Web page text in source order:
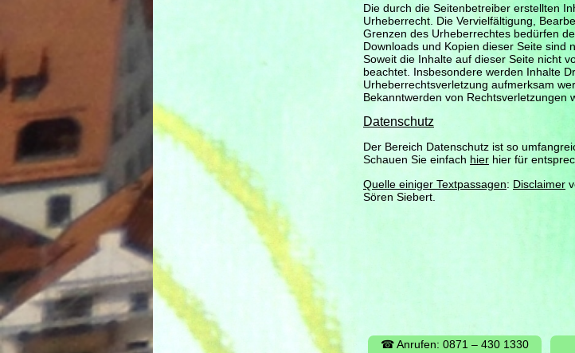
Die durch die Seitenbetreiber erstellten
Urheberrecht. Die Vervielfältigung,
Grenzen des Urheberrechtes bedürfen
Downloads und Kopien dieser Seite sind
Soweit die Inhalte auf dieser Seite nicht
beachtet. Insbesondere werden Inhalte
Urheberrechtsverletzung aufmerksam
Bekanntwerden von Rechtsverletzungen
Datenschutz
Der Bereich Datenschutz ist so
Schauen Sie einfach hier hier für
Quelle einiger Textpassagen: Disclaimer
Sören Siebert.
☎ Anrufen: 0871 – 430 1330